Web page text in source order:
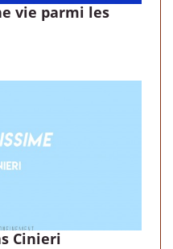
vie parmi les
Cinieri